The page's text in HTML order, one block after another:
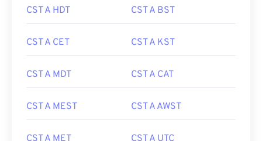
CST A HDT CST A BST
CST A CET CST A KST
CST A MDT CST A CAT
CST A MEST CST A AWST
CST A MET CST A UTC